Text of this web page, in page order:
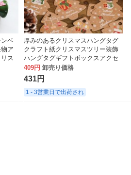
ベ
ア
ス
厚みのあるクリスマスハングタグ
クラフト紙クリスマスツリー装飾
ハングタグギフトボックスアクセ
サリーカードロープ付き
409円 卸売り価格
431円
1 - 3営業日で出荷され